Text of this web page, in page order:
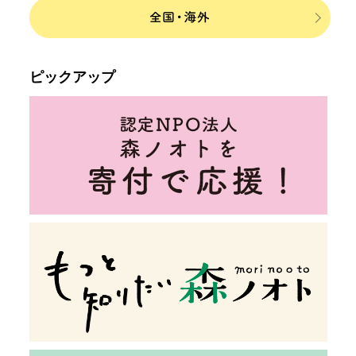
ピックアップ